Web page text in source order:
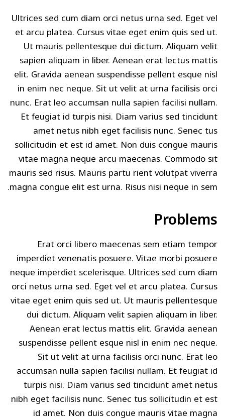
Ultrices sed cum diam orci netus urna sed. Eget vel
et arcu platea. Cursus vitae eget enim quis sed ut.
Ut mauris pellentesque dui dictum. Aliquam velit
sapien aliquam in liber. Aenean erat lectus mattis
elit. Gravida aenean suspendisse pellent esque nisl
in enim nec neque. Sit ut velit at urna facilisis orci
nunc. Erat leo accumsan nulla sapien facilisi nullam.
Et feugiat id turpis nisi. Diam varius sed tincidunt
amet netus nibh eget facilisis nunc. Senec tus
sollicitudin et est id amet. Non duis congue mauris
vitae magna neque arcu maecenas. Commodo sit
mauris sed risus. Mauris partu rient volutpat viverra
magna congue elit est urna. Risus nisi neque in sem.
Problems
Erat orci libero maecenas sem etiam tempor
imperdiet venenatis posuere. Vitae morbi posuere
neque imperdiet scelerisque. Ultrices sed cum diam
orci netus urna sed. Eget vel et arcu platea. Cursus
vitae eget enim quis sed ut. Ut mauris pellentesque
dui dictum. Aliquam velit sapien aliquam in liber.
Aenean erat lectus mattis elit. Gravida aenean
suspendisse pellent esque nisl in enim nec neque.
Sit ut velit at urna facilisis orci nunc. Erat leo
accumsan nulla sapien facilisi nullam. Et feugiat id
turpis nisi. Diam varius sed tincidunt amet netus
nibh eget facilisis nunc. Senec tus sollicitudin et est
id amet. Non duis congue mauris vitae magna